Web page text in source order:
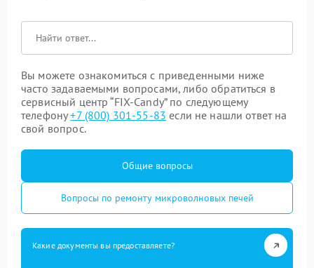
Вы можете ознакомиться с приведенными ниже
часто задаваемыми вопросами, либо обратиться в
сервисный центр “FIX-Candy” по следующему
телефону+7 (800) 301-55-83 если не нашли ответ на
свой вопрос.
Общие вопросы
Вопросы по ремонту микроволновых печей
Какие документы вы предоставляете?